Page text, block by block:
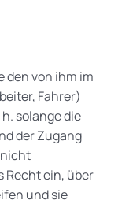
den von ihm im
Fahrer)
solange die
der Zugang
ein, über
und sie